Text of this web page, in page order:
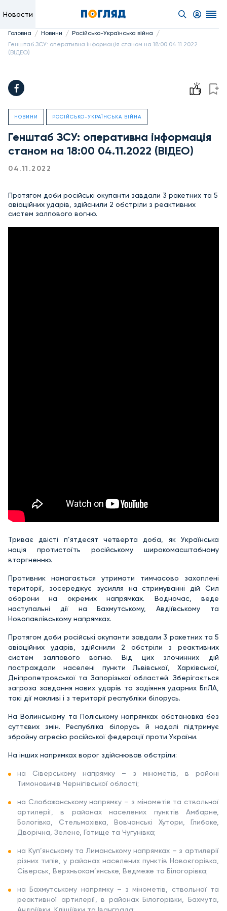
Новости
Головна / Новини / Російсько-Українська війна /
Генштаб ЗСУ: оперативна інформація станом на 18:00 04.11.2022
(ВІДЕО)
НОВИНИ РОСІЙСЬКО-УКРАЇНСЬКА ВІЙНА
Генштаб ЗСУ: оперативна інформація
станом на 18:00 04.11.2022 (ВІДЕО)
04.11.2022
Протягом доби російські окупанти завдали 3 ракетних та 5
авіаційних ударів, здійснили 2 обстріли з реактивних
систем залпового вогню.
Триває двісті п’ятдесят четверта доба, як Українська
нація протистоїть російському широкомасштабному
вторгненню.
Противник намагається утримати тимчасово захоплені
території, зосереджує зусилля на стримуванні дій Сил
оборони на окремих напрямках. Водночас, веде
наступальні дії на Бахмутському, Авдіївському та
Новопавлівському напрямках.
Протягом доби російські окупанти завдали 3 ракетних та 5
авіаційних ударів, здійснили 2 обстріли з реактивних
систем залпового вогню. Від цих злочинних дій
постраждали населені пункти Львівської, Харківської,
Дніпропетровської та Запорізької областей. Зберігається
загроза завдання нових ударів та задіяння ударних БпЛА,
такі дії можливі і з території республіки білорусь.
На Волинському та Поліському напрямках обстановка без
суттєвих змін. Республіка білорусь й надалі підтримує
збройну агресію російської федерації проти України.
На інших напрямках ворог здійснював обстріли:
на Сіверському напрямку – з мінометів, в районі
Тимоновичів Чернігівської області;
на Слобожанському напрямку – з мінометів та ствольної
артилерії, в районах населених пунктів Амбарне,
Бологівка, Стельмахівка, Вовчанські Хутори, Глибоке,
Дворічна, Зелене, Гатище та Чугунівка;
на Куп’янському та Лиманському напрямках – з артилерії
різних типів, у районах населених пунктів Новоєгорівка,
Сіверськ, Верхньокам’янське, Ведмеже та Білогорівка;
на Бахмутському напрямку – з мінометів, ствольної та
реактивної артилерії, в районах Білогорівки, Бахмута,